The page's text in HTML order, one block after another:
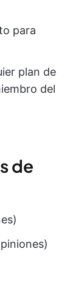
para
plan de
del
de